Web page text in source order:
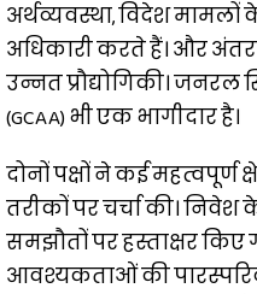
अर्थव्यवस्था, विदेश
अधिकारी करते हैं। और
उन्नत प्रौद्योगिकी। जनरल
(GCAA) भी एक भागीदार है।
दोनों पक्षों ने कई महत्वपूर्ण
तरीकों पर चर्चा की।
समझौतों पर हस्ताक्षर किए
आवश्यकताओं की पारस्परिक